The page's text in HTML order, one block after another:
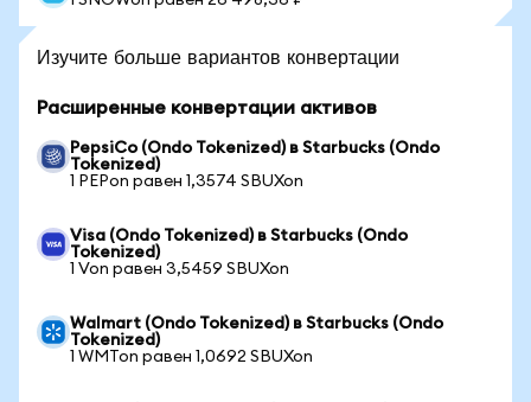
Изучите больше вариантов конвертации
Расширенные конвертации активов
PepsiCo (Ondo Tokenized) в Starbucks (Ondo
Tokenized)
1 PEPon равен 1,3574 SBUXon
Visa (Ondo Tokenized) в Starbucks (Ondo
Tokenized)
1 Von равен 3,5459 SBUXon
Walmart (Ondo Tokenized) в Starbucks (Ondo
Tokenized)
1 WMTon равен 1,0692 SBUXon